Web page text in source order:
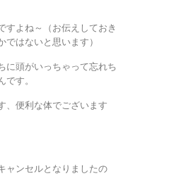
すよね～（お伝えしておき
ではないと思います）
に頭がいっちゃって忘れち
す。
、便利な体でございます
ャンセルとなりましたの